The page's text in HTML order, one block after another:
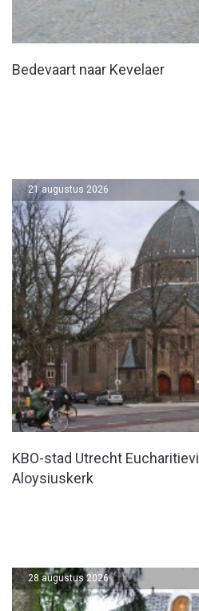
Bedevaart naar Kevelaer
KBO-stad Utrecht
Aloysiuskerk
21 augustus 2026
28 augustus 2026